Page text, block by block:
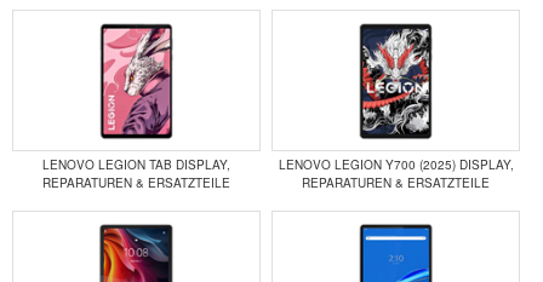
LENOVO LEGION TAB DISPLAY,
REPARATUREN & ERSATZTEILE
LENOVO LEGION Y700 (2025) DISPLAY,
REPARATUREN & ERSATZTEILE